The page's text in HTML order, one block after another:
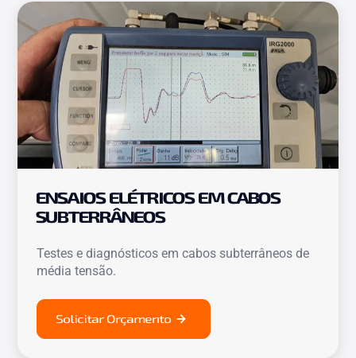
ENSAIOS ELÉTRICOS EM CABOS
SUBTERRÂNEOS
Testes e diagnósticos em cabos subterrâneos de
média tensão.
Solicitar Orçamento